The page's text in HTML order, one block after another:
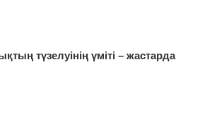
түзелуінің үміті – жастарда